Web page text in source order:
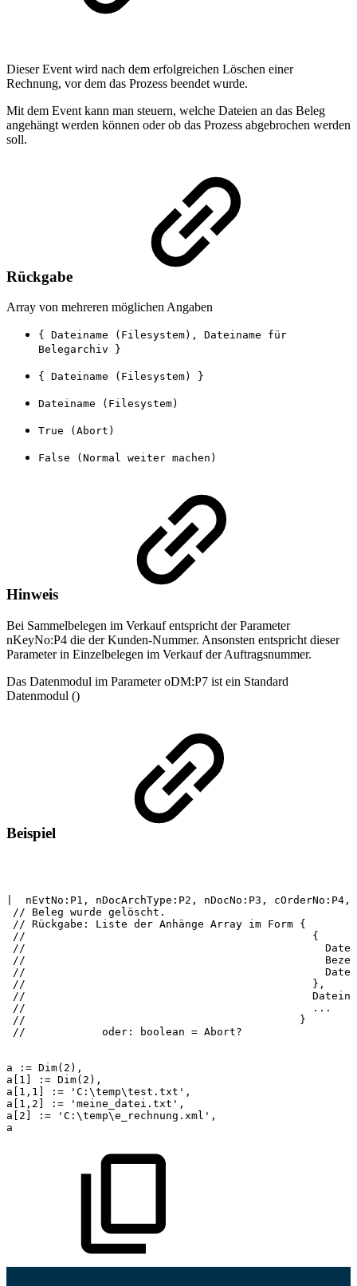
Dieser Event wird nach dem erfolgreichen Löschen einer
Rechnung, vor dem das Prozess beendet wurde.
Mit dem Event kann man steuern, welche Dateien an das Beleg
angehängt werden können oder ob das Prozess abgebrochen werden
soll.
Rückgabe
Array von mehreren möglichen Angaben
{ Dateiname (Filesystem), Dateiname für
Belegarchiv }
{ Dateiname (Filesystem) }
Dateiname (Filesystem)
True (Abort)
False (Normal weiter machen)
Hinweis
Bei Sammelbelegen im Verkauf entspricht der Parameter
nKeyNo:P4 die der Kunden-Nummer. Ansonsten entspricht dieser
Parameter in Einzelbelegen im Verkauf der Auftragsnummer.
Das Datenmodul im Parameter oDM:P7 ist ein Standard
Datenmodul ()
Beispiel
nEvtNo:P1, nDocArchType:P2, nDocNo:P3,
cOrderNo:P4,
//
Beleg wurde gelöscht.
// Rückgabe: Liste der Anhänge Array im Form {
//
{
//
//
//
Datei
//
},
//
//
...
//
}
//
oder: boolean = Abort?
a := Dim(2),
a[1]
:= Dim(2),
a[1,1]
:=
'C:\temp\test.txt',
a[1,2]
:=
'meine_datei.txt',
a[2]
:=
'C:\temp\e_rechnung.xml',
a